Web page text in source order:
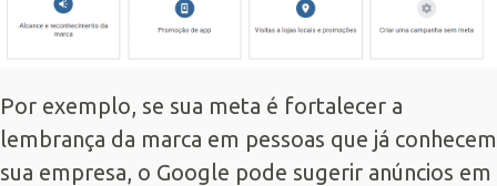
Por exemplo, se sua meta é fortalecer a
lembrança da marca em pessoas que já conhecem
sua empresa, o Google pode sugerir anúncios em